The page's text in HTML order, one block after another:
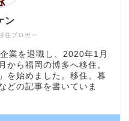
住ブロガー
ン
業を退職し、2020年1月
から福岡の博多へ移住。
を始めました。移住、暮
どの記事を書いていま